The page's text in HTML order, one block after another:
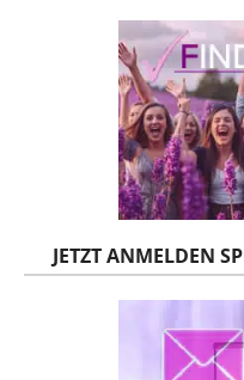
JETZT ANMELDEN